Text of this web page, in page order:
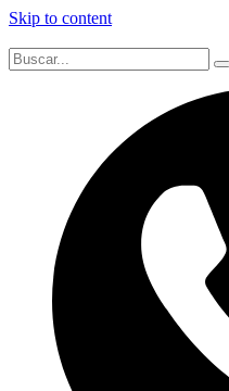
Skip to content